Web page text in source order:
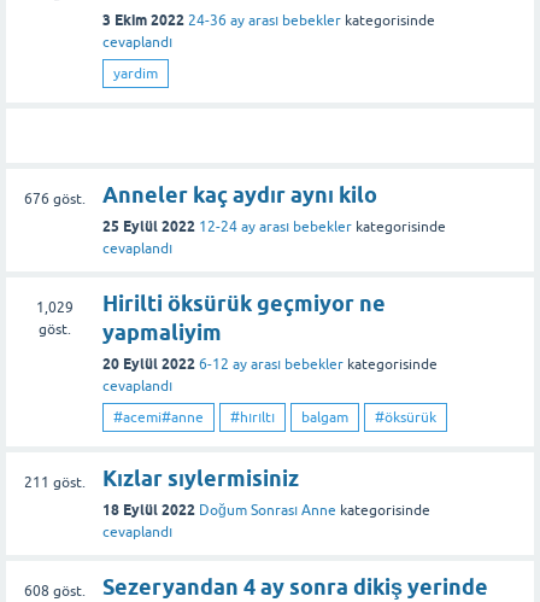
3 Ekim 2022 24-36 ay arası bebekler kategorisinde
cevaplandı
yardim
676 göst. Anneler kaç aydır aynı kilo
25 Eylül 2022 12-24 ay arası bebekler kategorisinde
cevaplandı
1,029
göst.
Hirilti öksürük geçmiyor ne
yapmaliyim
20 Eylül 2022 6-12 ay arası bebekler kategorisinde
cevaplandı
#acemi#anne
#hırıltı balgam #öksürük
211 göst. Kızlar sıylermisiniz
18 Eylül 2022 Doğum Sonrası Anne kategorisinde
cevaplandı
608 göst.
Sezeryandan 4 ay sonra dikiş yerinde